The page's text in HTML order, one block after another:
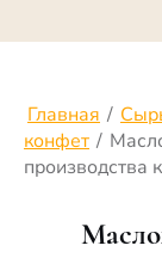
Главная /
конфет /
производства